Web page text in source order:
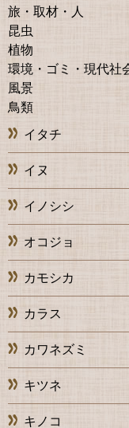
旅・取材・人
昆虫
植物
環境・ゴミ・現代社
風景
鳥類
イタチ
イヌ
イノシシ
オコジョ
カモシカ
カラス
カワネズミ
キツネ
キノコ